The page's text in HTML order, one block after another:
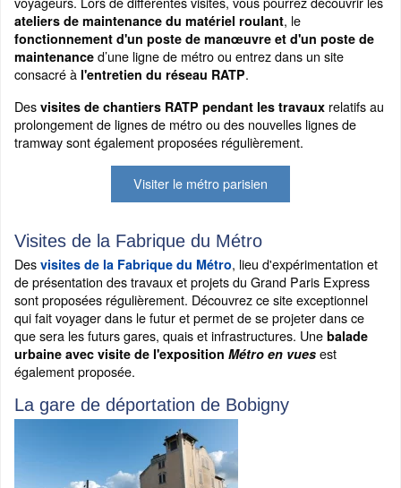
ateliers de maintenance du matériel roulant, le
fonctionnement d'un poste de manœuvre et d'un poste de
maintenance d’une ligne de métro ou entrez dans un site
consacré à l'entretien du réseau RATP.
Des visites de chantiers RATP pendant les travaux relatifs au
prolongement de lignes de métro ou des nouvelles lignes de
tramway sont également proposées régulièrement.
Visiter le métro parisien
Visites de la Fabrique du Métro
Des visites de la Fabrique du Métro, lieu d'expérimentation et
de présentation des travaux et projets du Grand Paris Express
sont proposées régulièrement. Découvrez ce site exceptionnel
qui fait voyager dans le futur et permet de se projeter dans ce
que sera les futurs gares, quais et infrastructures. Une balade
urbaine avec visite de l'exposition Métro en vues est
également proposée.
La gare de déportation de Bobigny